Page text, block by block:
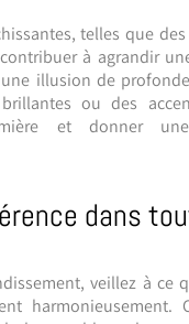
telles que
à agrandir
illusion de
ou des
et donner une
dans
veillez à ce
harmonieusement.